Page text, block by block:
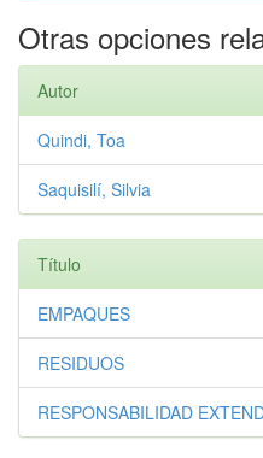
Otras opciones
Autor
Quindi, Toa
Saquisilí, Silvia
Título
EMPAQUES
RESIDUOS
RESPONSABILIDAD